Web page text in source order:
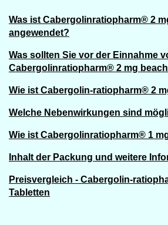
Was ist Cabergolinratiopharm® 2
angewendet?
Was sollten Sie vor der Einnahme
Cabergolinratiopharm® 2 mg
Wie ist Cabergolin-ratiopharm® 2
Welche Nebenwirkungen sind
Wie ist Cabergolinratiopharm® 1
Inhalt der Packung und weitere
Preisvergleich - Cabergolin-
Tabletten